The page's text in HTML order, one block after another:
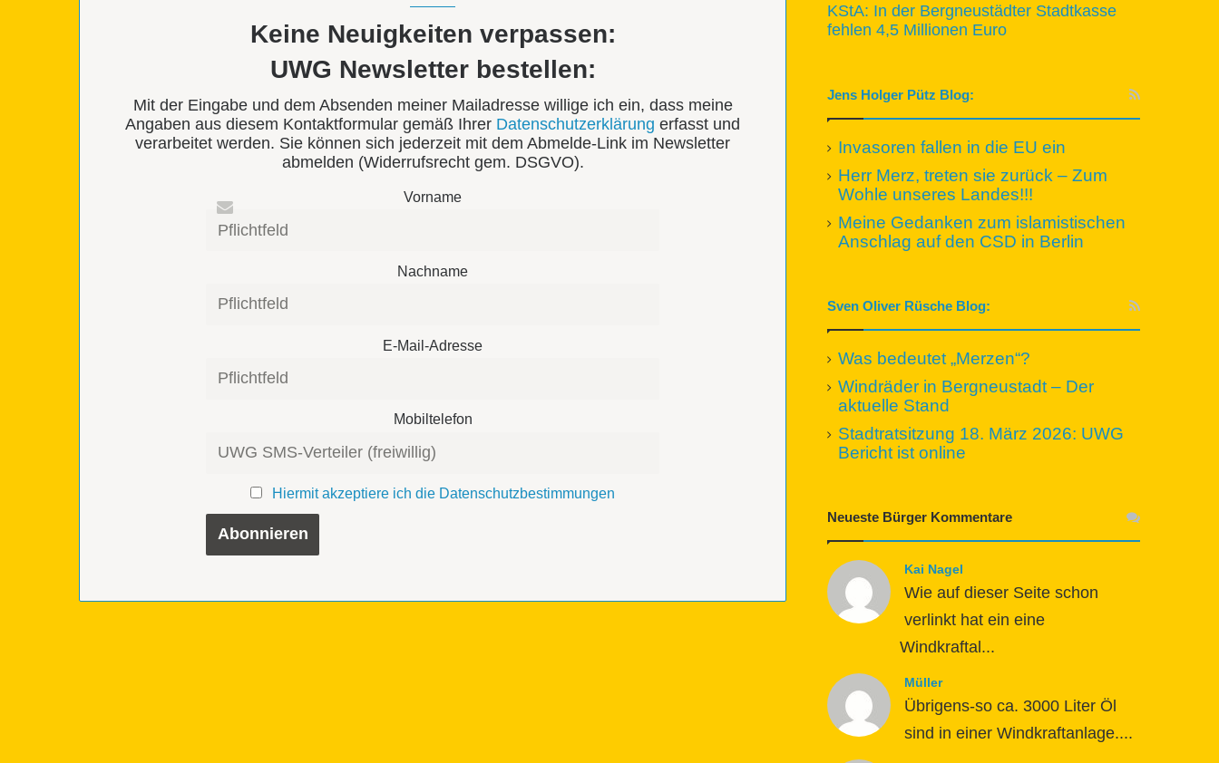
Keine Neuigkeiten verpassen:
UWG Newsletter bestellen:
Mit der Eingabe und dem Absenden meiner Mailadresse willige ich ein, dass meine
Angaben aus diesem Kontaktformular gemäß Ihrer Datenschutzerklärung erfasst und
verarbeitet werden. Sie können sich jederzeit mit dem Abmelde-Link im Newsletter
abmelden (Widerrufsrecht gem. DSGVO).
Vorname
Nachname
E-Mail-Adresse
Mobiltelefon
Hiermit akzeptiere ich die Datenschutzbestimmungen
KStA: In der Bergneustädter Stadtkasse
fehlen 4,5 Millionen Euro
Jens Holger Pütz Blog:
Invasoren fallen in die EU ein
Herr Merz, treten sie zurück – Zum
Wohle unseres Landes!!!
Meine Gedanken zum islamistischen
Anschlag auf den CSD in Berlin
Sven Oliver Rüsche Blog:
Was bedeutet „Merzen“?
Windräder in Bergneustadt – Der
aktuelle Stand
Stadtratsitzung 18. März 2026: UWG
Bericht ist online
Neueste Bürger Kommentare
Kai Nagel
Wie auf dieser Seite schon
verlinkt hat ein eine
Windkraftal...
Müller
Übrigens-so ca. 3000 Liter Öl
sind in einer Windkraftanlage....